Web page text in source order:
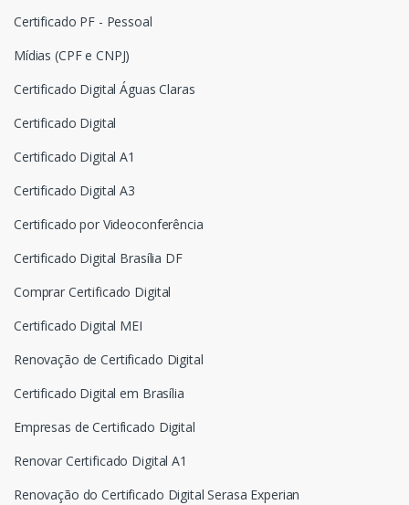
Certificado PF - Pessoal
Mídias (CPF e CNPJ)
Certificado Digital Águas Claras
Certificado Digital
Certificado Digital A1
Certificado Digital A3
Certificado por Videoconferência
Certificado Digital Brasília DF
Comprar Certificado Digital
Certificado Digital MEI
Renovação de Certificado Digital
Certificado Digital em Brasília
Empresas de Certificado Digital
Renovar Certificado Digital A1
Renovação do Certificado Digital Serasa Experian